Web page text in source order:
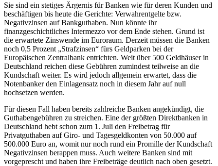
Sie sind ein stetiges Ärgernis für Banken wie für deren Kunden und
beschäftigen bis heute die Gerichte: Verwahrentgelte bzw.
Negativzinsen auf Bankguthaben. Nun könnte ihr
finanzgeschichtliches Intermezzo vor dem Ende stehen. Grund ist
die erwartete Zinswende im Euroraum. Derzeit müssen die Banken
noch 0,5 Prozent „Strafzinsen“ fürs Geldparken bei der
Europäischen Zentralbank entrichten. Weit über 500 Geldhäuser in
Deutschland reichen diese Gebühren zumindest teilweise an die
Kundschaft weiter. Es wird jedoch allgemein erwartet, dass die
Notenbanker den Einlagensatz noch in diesem Jahr auf null
hochsetzen werden.
Für diesen Fall haben bereits zahlreiche Banken angekündigt, die
Guthabengebühren zu streichen. Eine der größten Direktbanken in
Deutschland hebt schon zum 1. Juli den Freibetrag für
Privatguthaben auf Giro- und Tagesgeldkonten von 50.000 auf
500.000 Euro an, womit nur noch rund ein Promille der Kundschaft
Negativzinsen berappen muss. Auch weitere Banken sind mit
vorgeprescht und haben ihre Freibeträge deutlich nach oben gesetzt.